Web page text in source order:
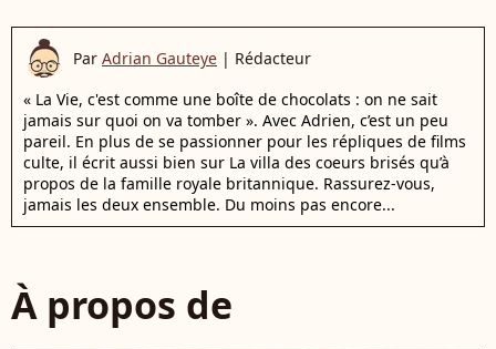
Par Adrian Gauteye | Rédacteur
« La Vie, c'est comme une boîte de chocolats : on ne sait
jamais sur quoi on va tomber ». Avec Adrien, c’est un peu
pareil. En plus de se passionner pour les répliques de films
culte, il écrit aussi bien sur La villa des coeurs brisés qu’à
propos de la famille royale britannique. Rassurez-vous,
jamais les deux ensemble. Du moins pas encore...
À propos de